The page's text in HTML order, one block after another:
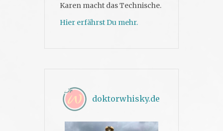
Karen macht das Technische.
Hier erfährst Du mehr.
doktorwhisky.de